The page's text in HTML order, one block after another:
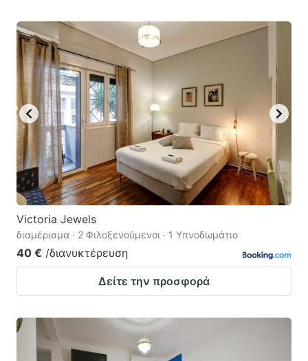
Victoria Jewels
διαμέρισμα · 2 Φιλοξενούμενοι · 1 Υπνοδωμάτιο
40 € /διανυκτέρευση
Δείτε την προσφορά